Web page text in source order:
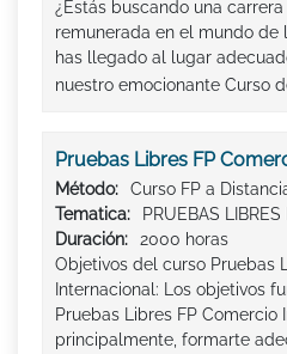
¿Estás buscando una
remunerada en el mundo de
has llegado al lugar
nuestro emocionante Curso
Pruebas Libres FP
Método:
Curso FP a
Tematica:
PRUEBAS
Duración:
2000 horas
Objetivos del curso Pruebas
Internacional: Los objetivos
Pruebas Libres FP Comercio
principalmente, formarte